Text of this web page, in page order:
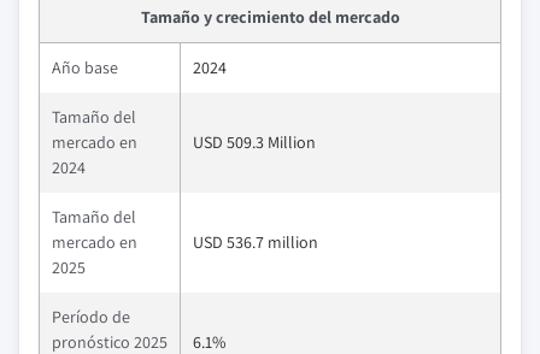
Tamaño y crecimiento del mercado
Año base 2024
Tamaño del
mercado en
2024
USD 509.3 Million
Tamaño del
mercado en
2025
USD 536.7 million
Período de
pronóstico 2025
6.1%